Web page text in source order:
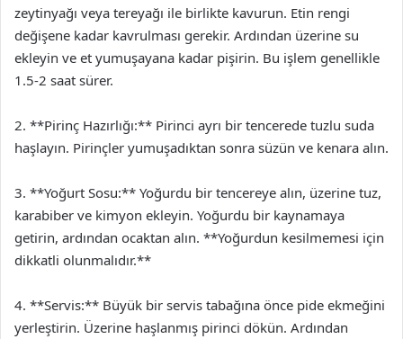
zeytinyağı veya tereyağı ile birlikte kavurun. Etin rengi
değişene kadar kavrulması gerekir. Ardından üzerine su
ekleyin ve et yumuşayana kadar pişirin. Bu işlem genellikle
1.5-2 saat sürer.
2. **Pirinç Hazırlığı:** Pirinci ayrı bir tencerede tuzlu suda
haşlayın. Pirinçler yumuşadıktan sonra süzün ve kenara alın.
3. **Yoğurt Sosu:** Yoğurdu bir tencereye alın, üzerine tuz,
karabiber ve kimyon ekleyin. Yoğurdu bir kaynamaya
getirin, ardından ocaktan alın. **Yoğurdun kesilmemesi için
dikkatli olunmalıdır.**
4. **Servis:** Büyük bir servis tabağına önce pide ekmeğini
yerleştirin. Üzerine haşlanmış pirinci dökün. Ardından